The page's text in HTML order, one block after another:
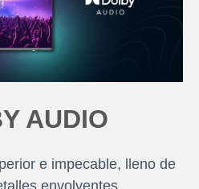
AUDIO
e impecable, lleno de